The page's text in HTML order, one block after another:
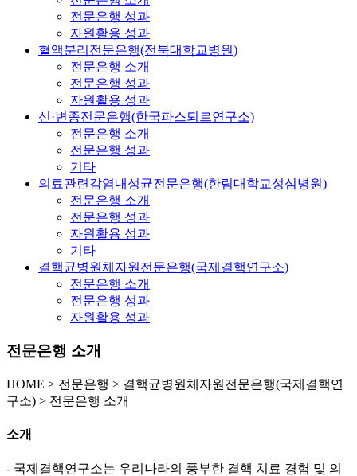
전문은행 성과
자원활용 성과
혈액분리전문은행(전북대학교병원)
전문은행 소개
전문은행 성과
자원활용 성과
신·변종전문은행(한국파스퇴르연구소)
전문은행 소개
전문은행 성과
기타
의료관련감염내성균전문은행(한림대학교성심병원)
전문은행 소개
전문은행 성과
자원활용 성과
기타
결핵균병원체자원전문은행(국제결핵연구소)
전문은행 소개
전문은행 성과
자원활용 성과
전문은행 소개
HOME > 전문은행 > 결핵균병원체자원전문은행(국제결핵연
구소) > 전문은행 소개
소개
- 국제결핵연구소는 우리나라의 풍부한 결핵 치료 경험 및 의